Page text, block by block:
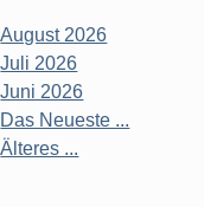
August 2026
Juli 2026
Juni 2026
Das Neueste ...
Älteres ...